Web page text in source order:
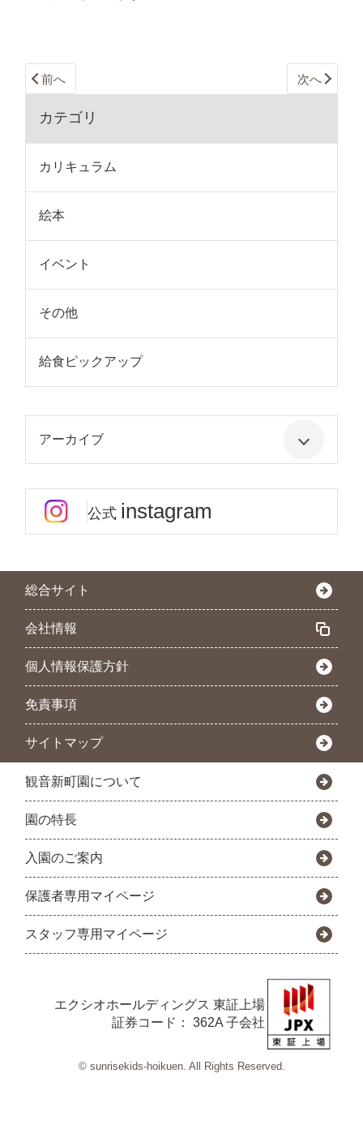
前へ 次へ
カテゴリ
カリキュラム
絵本
イベント
その他
給食ピックアップ
アーカイブ
公式 instagram
総合サイト
会社情報
個人情報保護方針
免責事項
サイトマップ
観音新町園について
園の特長
入園のご案内
保護者専用マイページ
スタッフ専用マイページ
エクシオホールディングス 東証上場
証券コード： 362A 子会社
© sunrisekids-hoikuen. All Rights Reserved.